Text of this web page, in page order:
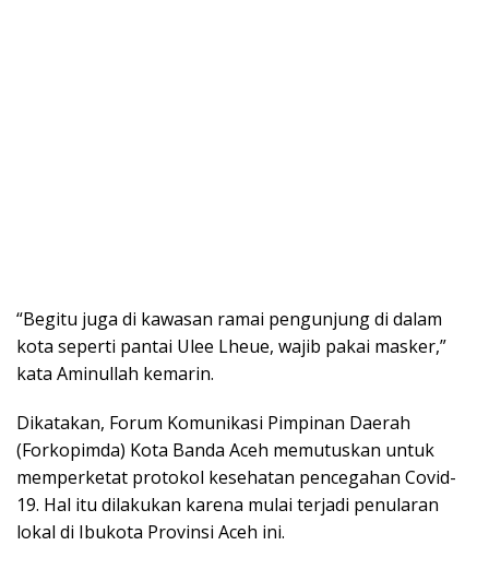
“Begitu juga di kawasan ramai pengunjung di dalam
kota seperti pantai Ulee Lheue, wajib pakai masker,”
kata Aminullah kemarin.
Dikatakan, Forum Komunikasi Pimpinan Daerah
(Forkopimda) Kota Banda Aceh memutuskan untuk
memperketat protokol kesehatan pencegahan Covid-
19. Hal itu dilakukan karena mulai terjadi penularan
lokal di Ibukota Provinsi Aceh ini.